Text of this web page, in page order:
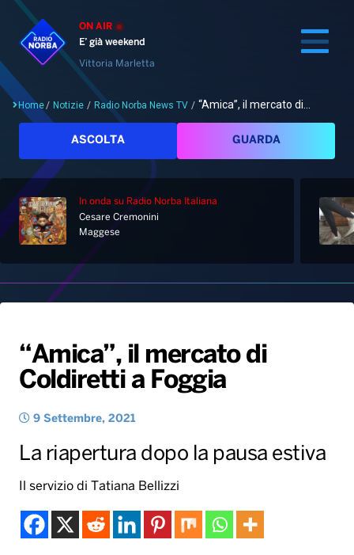
ON AIR
E’ già weekend
Vittoria Marletta
Cerca
Home
Palinsesto
Hit Dance
Giochi&Concorsi
PALATOUR
Notizie
Locali
Musica e Spettacolo
Sport
Radio Norba Consiglia
Leggerissime
Playlist
Generale
Novità
Notiziario
Interviste
Oroscopo
Speciale Astrabilia 2026
Gallery
Radio Norba News TV
Voce al Bari
Battiti Live 2026
Gallery
Home/ Notizie / Radio Norba News TV / “Amica”, il mercato di...
ASCOLTA GUARDA
In onda su Radio Norba Italiana
Cesare Cremonini
Maggese
“Amica”, il mercato di
Coldiretti a Foggia
9 Settembre, 2021
La riapertura dopo la pausa estiva
Il servizio di Tatiana Bellizzi